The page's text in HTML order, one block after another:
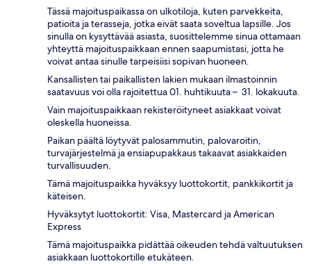
Tässä majoituspaikassa on ulkotiloja, kuten parvekkeita,
patioita ja terasseja, jotka eivät saata soveltua lapsille. Jos
sinulla on kysyttävää asiasta, suosittelemme sinua ottamaan
yhteyttä majoituspaikkaan ennen saapumistasi, jotta he
voivat antaa sinulle tarpeisiisi sopivan huoneen.
Kansallisten tai paikallisten lakien mukaan ilmastoinnin
saatavuus voi olla rajoitettua 01. huhtikuuta – 31. lokakuuta.
Vain majoituspaikkaan rekisteröityneet asiakkaat voivat
oleskella huoneissa.
Paikan päältä löytyvät palosammutin, palovaroitin,
turvajärjestelmä ja ensiapupakkaus takaavat asiakkaiden
turvallisuuden.
Tämä majoituspaikka hyväksyy luottokortit, pankkikortit ja
käteisen.
Hyväksytyt luottokortit: Visa, Mastercard ja American
Express
Tämä majoituspaikka pidättää oikeuden tehdä valtuutuksen
asiakkaan luottokortille etukäteen.